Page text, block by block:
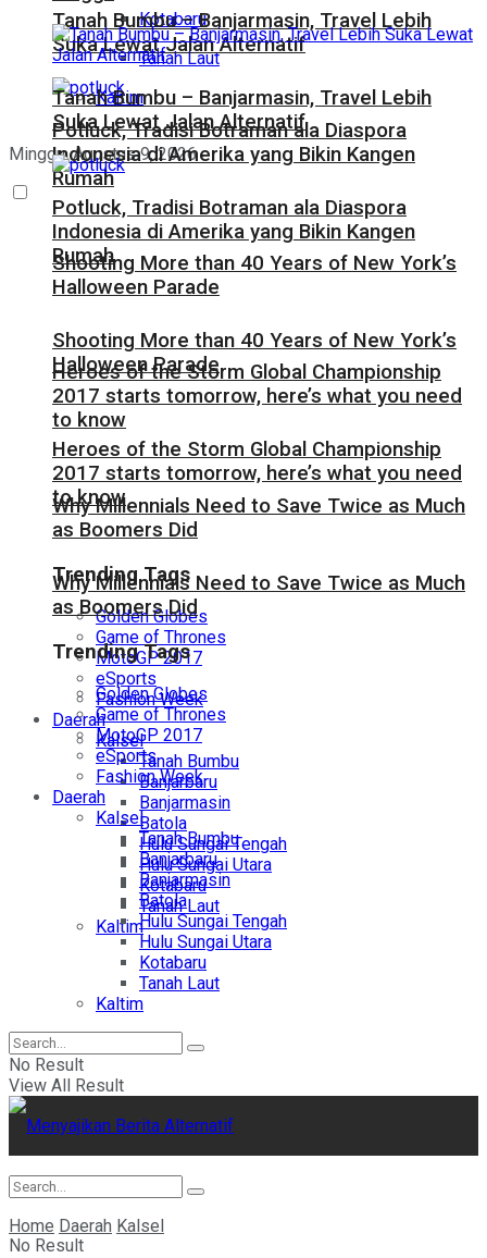
Kotabaru
Tanah Laut
Kaltim
Minggu, Agustus 9, 2026
Tanah Bumbu – Banjarmasin, Travel Lebih
Suka Lewat Jalan Alternatif
Potluck, Tradisi Botraman ala Diaspora
Indonesia di Amerika yang Bikin Kangen
Rumah
Shooting More than 40 Years of New York’s
Halloween Parade
Heroes of the Storm Global Championship
2017 starts tomorrow, here’s what you need
to know
Why Millennials Need to Save Twice as Much
as Boomers Did
Trending Tags
Golden Globes
Game of Thrones
MotoGP 2017
eSports
Fashion Week
Daerah
Kalsel
Tanah Bumbu
Banjarbaru
Banjarmasin
Batola
Hulu Sungai Tengah
Hulu Sungai Utara
Kotabaru
Tanah Laut
Kaltim
Tanah Bumbu – Banjarmasin, Travel Lebih
Suka Lewat Jalan Alternatif
Potluck, Tradisi Botraman ala Diaspora
Indonesia di Amerika yang Bikin Kangen
Rumah
Shooting More than 40 Years of New York’s
Halloween Parade
Heroes of the Storm Global Championship
2017 starts tomorrow, here’s what you need
to know
Why Millennials Need to Save Twice as Much
as Boomers Did
Trending Tags
Golden Globes
Game of Thrones
MotoGP 2017
eSports
Fashion Week
Daerah
Kalsel
Tanah Bumbu
Banjarbaru
Banjarmasin
Batola
Hulu Sungai Tengah
Hulu Sungai Utara
Kotabaru
Tanah Laut
Kaltim
No Result
View All Result
No Result
Home Daerah Kalsel